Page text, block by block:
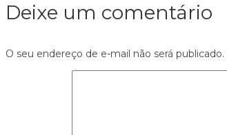
Deixe um comentário
O seu endereço de e-mail não será publicado.